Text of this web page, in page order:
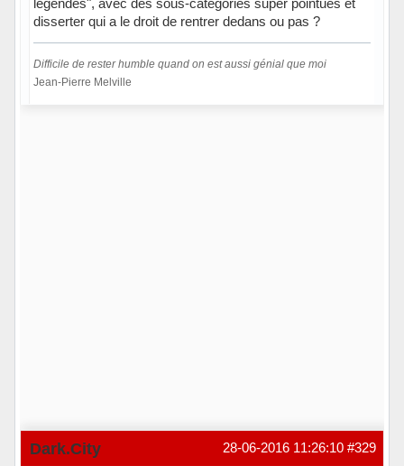
disserter qui a le droit de rentrer dedans ou pas ?
Difficile de rester humble quand on est aussi génial que moi
Jean-Pierre Melville
#329
28-06-2016 11:26:10
Dark.City